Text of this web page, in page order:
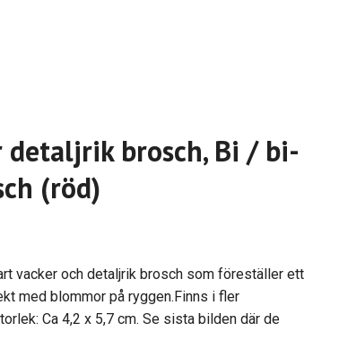
detaljrik brosch, Bi / bi-
(röd)
vacker och detaljrik brosch som föreställer ett
med blommor på ryggen.Finns i fler
Ca 4,2 x 5,7 cm. Se sista bilden där de